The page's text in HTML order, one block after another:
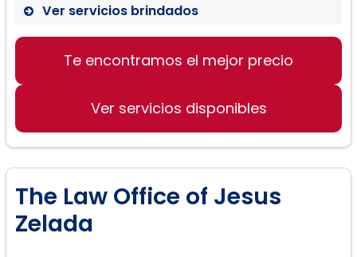
Ver servicios brindados
Leyes de Inmigración y Nacionalidad
Apelaciones en el 9º Circuito
Te encontramos el mejor precio
Ver servicios disponibles
The Law Office of Jesus
Zelada